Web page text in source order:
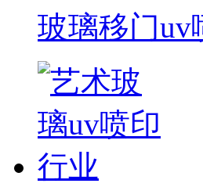
玻璃移门uv